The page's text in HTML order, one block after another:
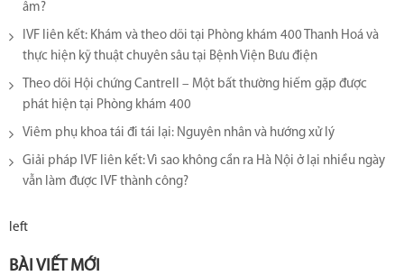
âm?
IVF liên kết: Khám và theo dõi tại Phòng khám 400 Thanh Hoá và
thực hiện kỹ thuật chuyên sâu tại Bệnh Viện Bưu điện
Theo dõi Hội chứng Cantrell – Một bất thường hiếm gặp được
phát hiện tại Phòng khám 400
Viêm phụ khoa tái đi tái lại​: Nguyên nhân và hướng xử lý
Giải pháp IVF liên kết: Vì sao không cần ra Hà Nội ở lại nhiều ngày
vẫn làm được IVF thành công?
left
BÀI VIẾT MỚI